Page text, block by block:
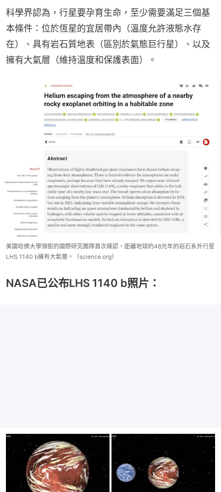
科學界認為，行星要孕育生命，至少需要滿足三個基
本條件：位於恆星的宜居帶內（溫度允許液態水存
在）、具有岩石質地表（區別於氣態巨行星）、以及
擁有大氣層（維持溫度和保護表面）。
美國哈佛大學領銜的國際研究團隊首次確認，距離地球約48光年的岩石系外行星
LHS 1140 b擁有大氣層。（science.org）
NASA已公布LHS 1140 b照片：